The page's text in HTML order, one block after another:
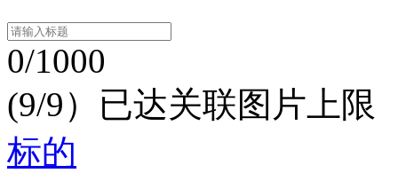
0/1000
(9/9）已达关联图片上限
标的